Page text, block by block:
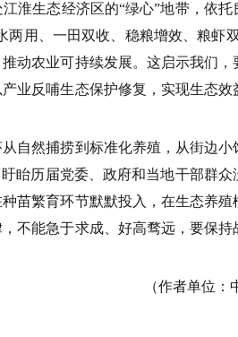
江淮生态经济区的“绿心”地带，依托
两用、一田双收、稳粮增效、粮虾
动农业可持续发展。这启示我们，
业反哺生态保护修复，实现生态
从自然捕捞到标准化养殖，从街边
眙历届党委、政府和当地干部群众
苗繁育环节默默投入，在生态养殖
不能急于求成、好高骛远，要保持
（作者单位：